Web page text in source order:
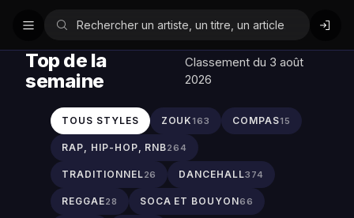
Top de la
semaine
Classement du 3 août
2026
TOUS STYLES ZOUK163 COMPAS15
RAP, HIP-HOP, RNB264
TRADITIONNEL26 DANCEHALL374
REGGAE28 SOCA ET BOUYON66